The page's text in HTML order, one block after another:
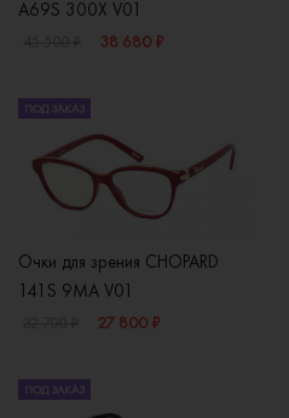
A69S 300X V01
38 680 ₽
ПОД ЗАКАЗ
Очки для зрения CHOPARD
141S 9MA V01
27 800 ₽
ПОД ЗАКАЗ